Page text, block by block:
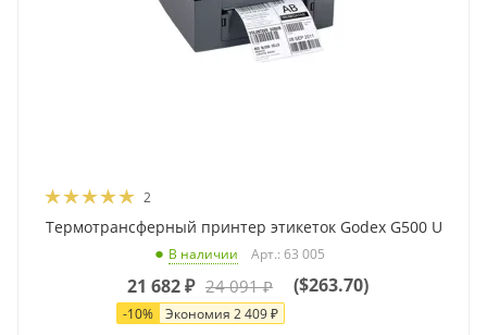
2
Термотрансферный принтер этикеток Godex G500 U
В наличии Арт.: 63 005
21 682₽ 24 091₽
-10% Экономия 2 409₽
($263.70)